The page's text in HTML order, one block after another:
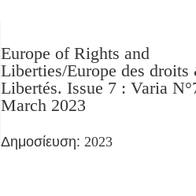
Europe of Rights and
Liberties/Europe des droits
Libertés. Issue 7 : Varia
March 2023
Δημοσίευση: 2023